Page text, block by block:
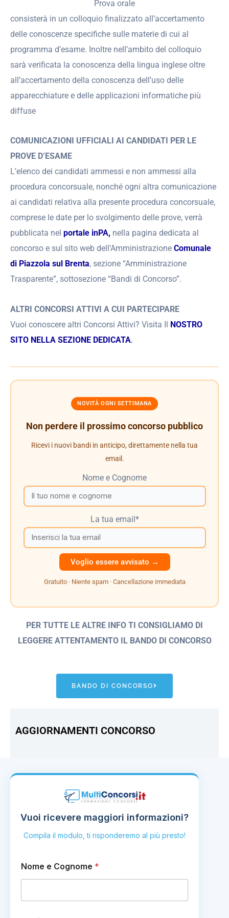
Prova orale
consisterà in un colloquio finalizzato all’accertamento
delle conoscenze specifiche sulle materie di cui al
programma d’esame. Inoltre nell’ambito del colloquio
sarà verificata la conoscenza della lingua inglese oltre
all’accertamento della conoscenza dell’uso delle
apparecchiature e delle applicazioni informatiche più
diffuse
COMUNICAZIONI UFFICIALI AI CANDIDATI PER LE
PROVE D’ESAME
L’elenco dei candidati ammessi e non ammessi alla
procedura concorsuale, nonché ogni altra comunicazione
ai candidati relativa alla presente procedura concorsuale,
comprese le date per lo svolgimento delle prove, verrà
pubblicata nel portale inPA, nella pagina dedicata al
concorso e sul sito web dell’Amministrazione Comunale
di Piazzola sul Brenta, sezione “Amministrazione
Trasparente”, sottosezione “Bandi di Concorso”.
ALTRI CONCORSI ATTIVI A CUI PARTECIPARE
Vuoi conoscere altri Concorsi Attivi? Visita Il NOSTRO
SITO NELLA SEZIONE DEDICATA.
NOVITÀ OGNI SETTIMANA
Non perdere il prossimo concorso pubblico
Ricevi i nuovi bandi in anticipo, direttamente nella tua
email.
Nome e Cognome
La tua email*
Gratuito · Niente spam · Cancellazione immediata
PER TUTTE LE ALTRE INFO TI CONSIGLIAMO DI
LEGGERE ATTENTAMENTO IL BANDO DI CONCORSO
BANDO DI CONCORSO
AGGIORNAMENTI CONCORSO
Vuoi ricevere maggiori informazioni?
Compila il modulo, ti risponderemo al più presto!
o
m
Nome e Cognome *